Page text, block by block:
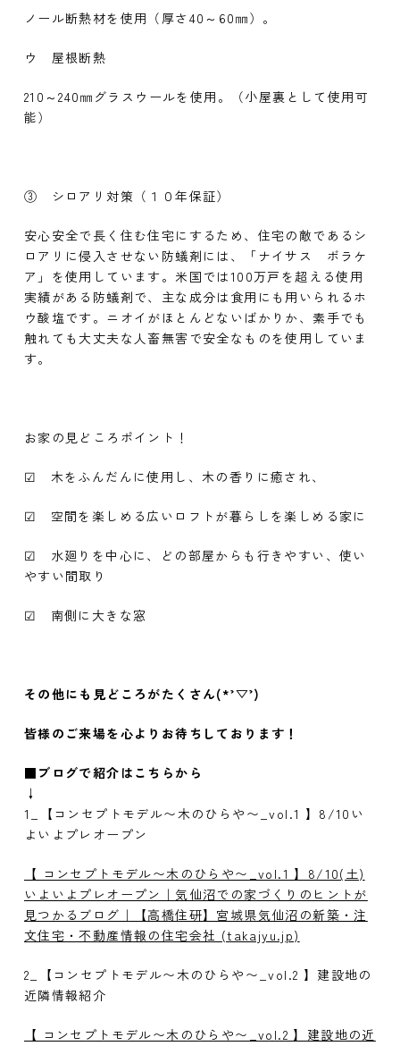
ノール断熱材を使用（厚さ40～60㎜）。
ウ 屋根断熱
210～240㎜グラスウールを使用。（小屋裏として使用可
能）
③ シロアリ対策（１０年保証）
安心安全で長く住む住宅にするため、住宅の敵であるシ
ロアリに侵入させない防蟻剤には、「ナイサス ボラケ
ア」を使用しています。米国では100万戸を超える使用
実績がある防蟻剤で、主な成分は食用にも用いられるホ
ウ酸塩です。ニオイがほとんどないばかりか、素手でも
触れても大丈夫な人畜無害で安全なものを使用していま
す。
お家の見どころポイント！
☑ 木をふんだんに使用し、木の香りに癒され、
☑ 空間を楽しめる広いロフトが暮らしを楽しめる家に
☑ 水廻りを中心に、どの部屋からも行きやすい、使い
やすい間取り
☑ 南側に大きな窓
その他にも見どころがたくさん(*’▽’)
皆様のご来場を心よりお待ちしております！
■ブログで紹介はこちらから
↓
1_【コンセプトモデル〜木のひらや〜_vol.1 】8/10い
よいよプレオープン
【 コンセプトモデル〜木のひらや〜_vol.1 】8/10(土)
いよいよプレオープン｜気仙沼での家づくりのヒントが
見つかるブログ｜【高橋住研】宮城県気仙沼の新築・注
文住宅・不動産情報の住宅会社 (takajyu.jp)
2_【コンセプトモデル〜木のひらや〜_vol.2 】建設地の
近隣情報紹介
【 コンセプトモデル〜木のひらや〜_vol.2 】建設地の近